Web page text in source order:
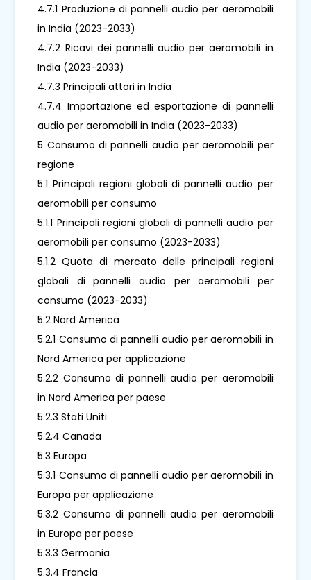
4.7.1 Produzione di pannelli audio per aeromobili
in India (2023-2033)
4.7.2 Ricavi dei pannelli audio per aeromobili in
India (2023-2033)
4.7.3 Principali attori in India
4.7.4 Importazione ed esportazione di pannelli
audio per aeromobili in India (2023-2033)
5 Consumo di pannelli audio per aeromobili per
regione
5.1 Principali regioni globali di pannelli audio per
aeromobili per consumo
5.1.1 Principali regioni globali di pannelli audio per
aeromobili per consumo (2023-2033)
5.1.2 Quota di mercato delle principali regioni
globali di pannelli audio per aeromobili per
consumo (2023-2033)
5.2 Nord America
5.2.1 Consumo di pannelli audio per aeromobili in
Nord America per applicazione
5.2.2 Consumo di pannelli audio per aeromobili
in Nord America per paese
5.2.3 Stati Uniti
5.2.4 Canada
5.3 Europa
5.3.1 Consumo di pannelli audio per aeromobili in
Europa per applicazione
5.3.2 Consumo di pannelli audio per aeromobili
in Europa per paese
5.3.3 Germania
5.3.4 Francia